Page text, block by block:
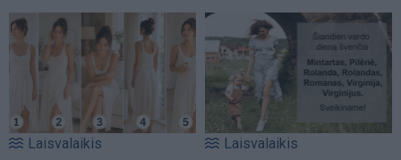
Laisvalaikis Laisvalaikis